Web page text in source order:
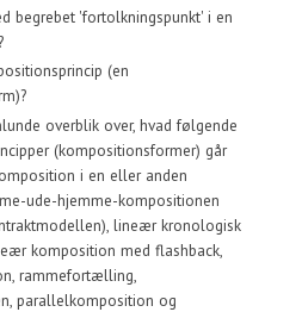
begrebet 'fortolkningspunkt' i en
(en
overblik over, hvad følgende
(kompositionsformer) går
i en eller anden
ude-hjemme-kompositionen
lineær kronologisk
komposition med flashback,
rammefortælling,
parallelkomposition og